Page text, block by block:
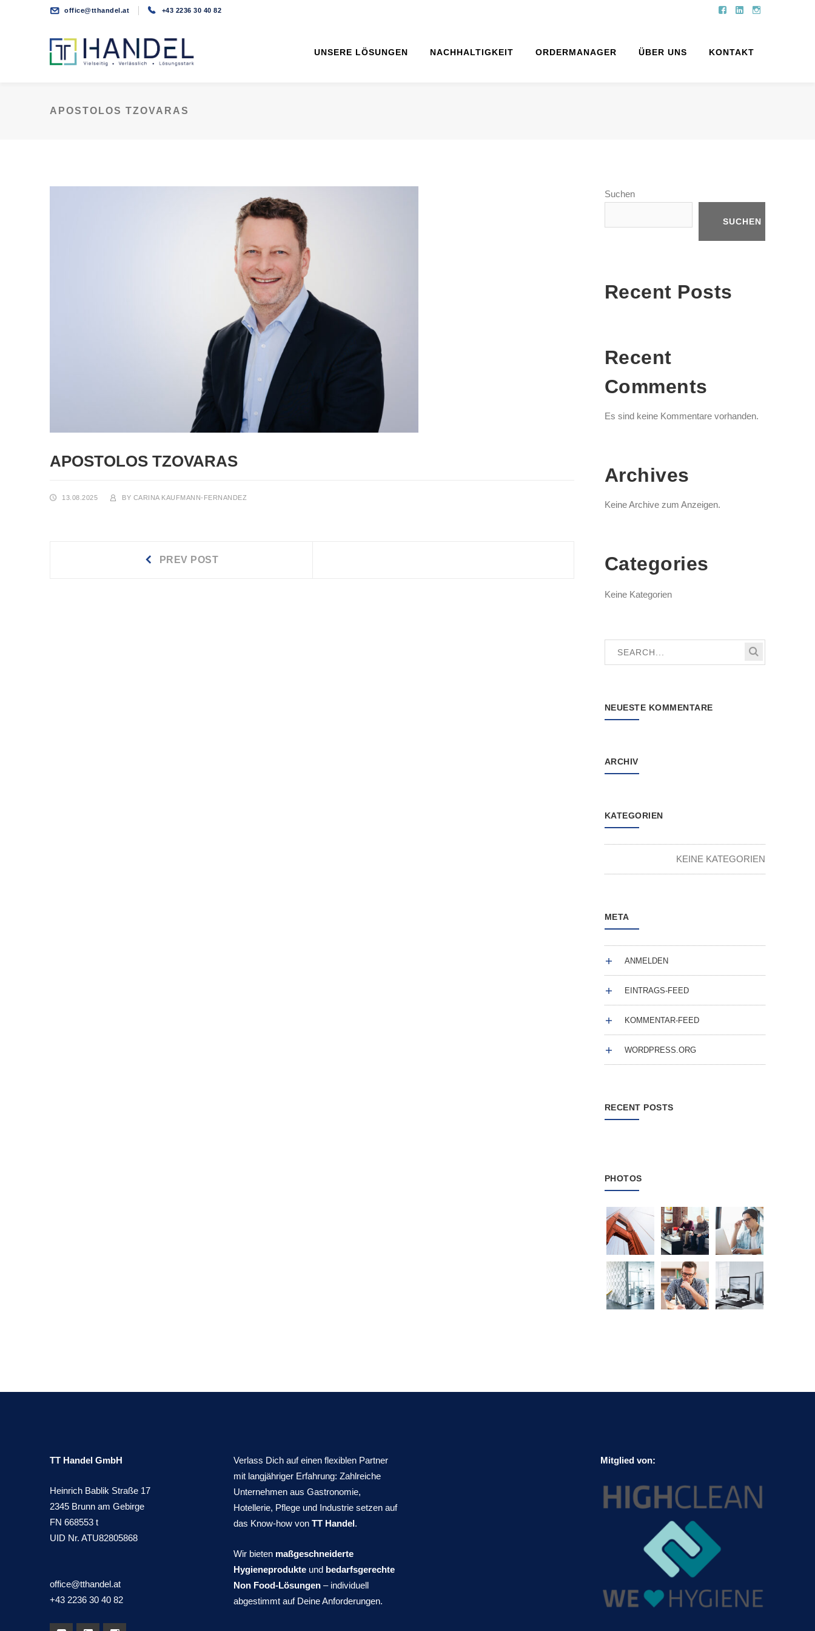
office@tthandel.at +43 2236 30 40 82
FacebookLinkedIn
UNSERE LÖSUNGEN NACHHALTIGKEIT ORDERMANAGER ÜBER UNS KONTAKT
APOSTOLOS TZOVARAS
APOSTOLOS TZOVARAS
13.08.2025 BY CARINA KAUFMANN-FERNANDEZ
Beitragsnavigation
PREV POST
Suchen
SUCHEN
Recent Posts
Recent
Comments
Es sind keine Kommentare vorhanden.
Archives
Keine Archive zum Anzeigen.
Categories
Keine Kategorien
NEUESTE KOMMENTARE
ARCHIV
KATEGORIEN
KEINE KATEGORIEN
META
ANMELDEN
EINTRAGS-FEED
KOMMENTAR-FEED
WORDPRESS.ORG
RECENT POSTS
PHOTOS
TT Handel GmbH
Heinrich Bablik Straße 17
2345 Brunn am Gebirge
FN 668553 t
UID Nr. ATU82805868
office@tthandel.at
+43 2236 30 40 82
Verlass Dich auf einen flexiblen Partner
mit langjähriger Erfahrung: Zahlreiche
Unternehmen aus Gastronomie,
Hotellerie, Pflege und Industrie setzen auf
das Know-how von TT Handel.
Wir bieten maßgeschneiderte
Hygieneprodukteund bedarfsgerechte
Non Food-Lösungen– individuell
abgestimmt auf Deine Anforderungen.
Mitglied von: